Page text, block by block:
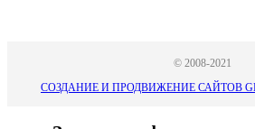
© 2008-2021
СОЗДАНИЕ И ПРОДВИЖЕНИЕ САЙТОВ